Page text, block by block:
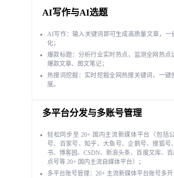
AI写作与AI选题
AI写作：输入关键词即可生成高质量文章，一
化；
爆款标题：分析行业实时热点，监测全网热点
爆款文章、图文笔记；
热搜词挖掘：实时挖掘全网热搜关键词，一键
度。
多平台分发与多账号管理
轻松同步至 20+ 国内主流新媒体平台（包括
号、百家号、知乎、大鱼号、企鹅号、搜狐号
书、博客园、CSDN、新浪头条、百度文库、
点号等 20+ 国内主流自媒体平台）；
多平台账号管理：20+ 主流新媒体平台账号多